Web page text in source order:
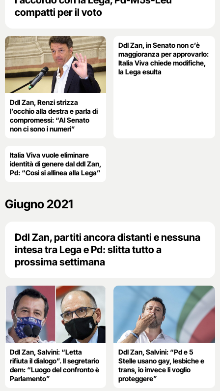
compatti per il voto
Ddl Zan, Renzi strizza
l’occhio alla destra e parla di
compromessi: “Al Senato
non ci sono i numeri”
Ddl Zan, in Senato non c’è
maggioranza per approvarlo:
Italia Viva chiede modifiche,
la Lega esulta
Italia Viva vuole eliminare
identità di genere dal ddl Zan,
Pd: “Così si allinea alla Lega”
Giugno 2021
Ddl Zan, partiti ancora distanti e nessuna
intesa tra Lega e Pd: slitta tutto a
prossima settimana
Ddl Zan, Salvini: “Letta
rifiuta il dialogo”. Il segretario
dem: “Luogo del confronto è
Parlamento”
Ddl Zan, Salvini: “Pd e 5
Stelle usano gay, lesbiche e
trans, io invece li voglio
proteggere”